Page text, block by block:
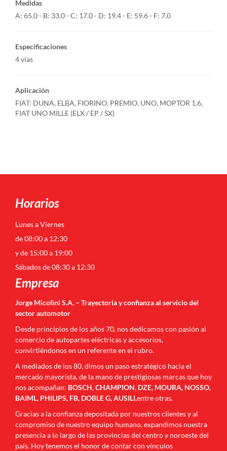
Medidas
A: 65.0 - B: 33.0 - C: 17.0 - D: 19.4 - E: 59.6 - F: 7.0
Especificaciones
4 vias
Aplicación
FIAT: DUNA, ELBA, FIORINO, PREMIO, UNO, MOPTOR 1.6,
FIAT UNO MILLE (ELX / EP / SX)
Horarios
Lunes a Viernes
de 08:00 a 12:30
y de 15:00 a 19:00
Sábados de 08:30 a 12:30
Empresa
Jorge Micolini S.A. – Trayectoria y confianza al servicio del
sector automotor
Desde principios de los años 70, nos dedicamos con pasión al
comercio de autopartes eléctricas y accesorios,
convirtiéndonos en un referente en el rubro.
A mediados de los 80, dimos un paso estratégico hacia el
mercado mayorista, de la mano de prestigiosas marcas que hoy
nos acompañan: BOSCH, CHAMPION, DZE, MOURA, NOSSO,
BAIML, PHILIPS, FB, DOBLE G, AUSILI,entre otras.
Gracias a la confianza depositada por nuestros clientes y al
compromiso de nuestro equipo humano, expandimos nuestra
presencia a lo largo de las provincias del centro y noroeste del
país. Hoy tenemos el honor de contar con vínculos